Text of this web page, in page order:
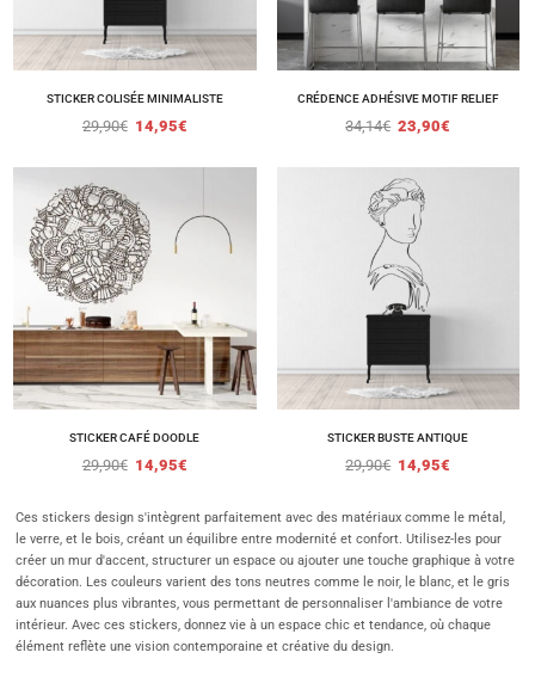
STICKER COLISÉE MINIMALISTE
29,90€ 14,95€
CRÉDENCE ADHÉSIVE MOTIF RELIEF
34,14€ 23,90€
STICKER CAFÉ DOODLE
29,90€ 14,95€
STICKER BUSTE ANTIQUE
29,90€ 14,95€
Ces stickers design s'intègrent parfaitement avec des matériaux comme le métal,
le verre, et le bois, créant un équilibre entre modernité et confort. Utilisez-les pour
créer un mur d'accent, structurer un espace ou ajouter une touche graphique à votre
décoration. Les couleurs varient des tons neutres comme le noir, le blanc, et le gris
aux nuances plus vibrantes, vous permettant de personnaliser l'ambiance de votre
intérieur. Avec ces stickers, donnez vie à un espace chic et tendance, où chaque
élément reflète une vision contemporaine et créative du design.